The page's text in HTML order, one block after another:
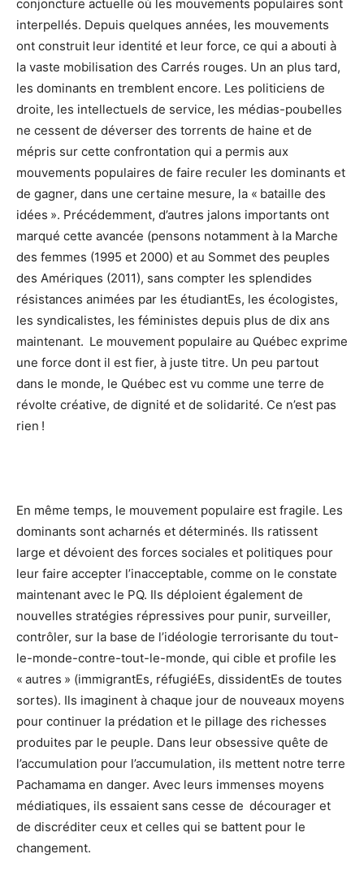
conjoncture actuelle où les mouvements populaires sont
interpellés. Depuis quelques années, les mouvements
ont construit leur identité et leur force, ce qui a abouti à
la vaste mobilisation des Carrés rouges. Un an plus tard,
les dominants en tremblent encore. Les politiciens de
droite, les intellectuels de service, les médias-poubelles
ne cessent de déverser des torrents de haine et de
mépris sur cette confrontation qui a permis aux
mouvements populaires de faire reculer les dominants et
de gagner, dans une certaine mesure, la « bataille des
idées ». Précédemment, d’autres jalons importants ont
marqué cette avancée (pensons notamment à la Marche
des femmes (1995 et 2000) et au Sommet des peuples
des Amériques (2011), sans compter les splendides
résistances animées par les étudiantEs, les écologistes,
les syndicalistes, les féministes depuis plus de dix ans
maintenant. Le mouvement populaire au Québec exprime
une force dont il est fier, à juste titre. Un peu partout
dans le monde, le Québec est vu comme une terre de
révolte créative, de dignité et de solidarité. Ce n’est pas
rien !
En même temps, le mouvement populaire est fragile. Les
dominants sont acharnés et déterminés. Ils ratissent
large et dévoient des forces sociales et politiques pour
leur faire accepter l’inacceptable, comme on le constate
maintenant avec le PQ. Ils déploient également de
nouvelles stratégies répressives pour punir, surveiller,
contrôler, sur la base de l’idéologie terrorisante du tout-
le-monde-contre-tout-le-monde, qui cible et profile les
« autres » (immigrantEs, réfugiéEs, dissidentEs de toutes
sortes). Ils imaginent à chaque jour de nouveaux moyens
pour continuer la prédation et le pillage des richesses
produites par le peuple. Dans leur obsessive quête de
l’accumulation pour l’accumulation, ils mettent notre terre
Pachamama en danger. Avec leurs immenses moyens
médiatiques, ils essaient sans cesse de décourager et
de discréditer ceux et celles qui se battent pour le
changement.